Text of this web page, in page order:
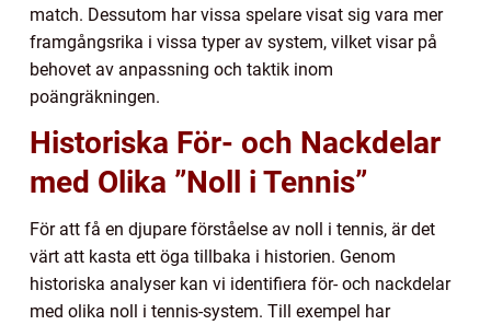
match. Dessutom har vissa spelare visat sig vara mer
framgångsrika i vissa typer av system, vilket visar på
behovet av anpassning och taktik inom
poängräkningen.
Historiska För- och Nackdelar
med Olika ”Noll i Tennis”
För att få en djupare förståelse av noll i tennis, är det
värt att kasta ett öga tillbaka i historien. Genom
historiska analyser kan vi identifiera för- och nackdelar
med olika noll i tennis-system. Till exempel har